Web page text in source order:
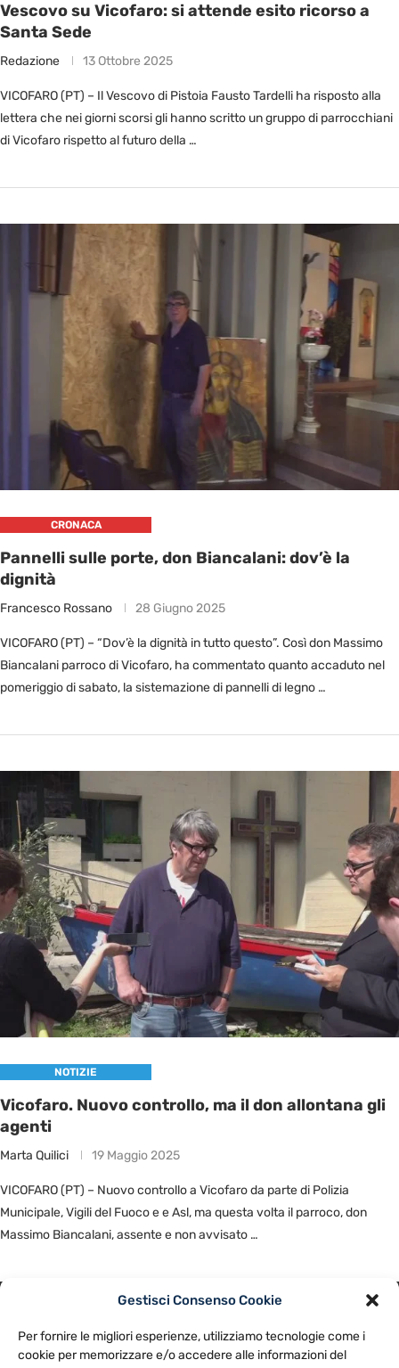
Gestisci Consenso Cookie
Per fornire le migliori esperienze, utilizziamo tecnologie come i
cookie per memorizzare e/o accedere alle informazioni del
Vescovo su Vicofaro: si attende esito ricorso a
Santa Sede
Redazione 13 Ottobre 2025
VICOFARO (PT) – Il Vescovo di Pistoia Fausto Tardelli ha risposto alla
lettera che nei giorni scorsi gli hanno scritto un gruppo di parrocchiani
di Vicofaro rispetto al futuro della …
CRONACA
Pannelli sulle porte, don Biancalani: dov’è la
dignità
Francesco Rossano 28 Giugno 2025
VICOFARO (PT) – “Dov’è la dignità in tutto questo”. Così don Massimo
Biancalani parroco di Vicofaro, ha commentato quanto accaduto nel
pomeriggio di sabato, la sistemazione di pannelli di legno …
NOTIZIE
Vicofaro. Nuovo controllo, ma il don allontana gli
agenti
Marta Quilici 19 Maggio 2025
VICOFARO (PT) – Nuovo controllo a Vicofaro da parte di Polizia
Municipale, Vigili del Fuoco e e Asl, ma questa volta il parroco, don
Massimo Biancalani, assente e non avvisato …
NOTE LEGALI
CONTATTACI PREFERENZE